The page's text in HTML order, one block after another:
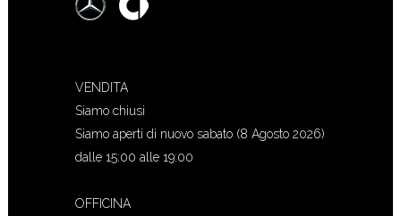
VENDITA
Siamo chiusi
Siamo aperti di nuovo sabato (8 Agosto 2026)
dalle 15:00 alle 19:00
OFFICINA